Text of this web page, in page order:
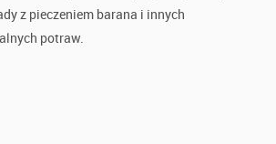
z pieczeniem barana i innych
potraw.